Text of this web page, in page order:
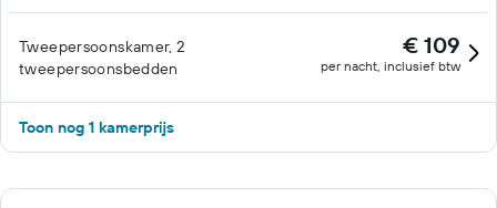
Tweepersoonskamer, 2
tweepersoonsbedden
€ 109
per nacht, inclusief btw
Toon nog 1 kamerprijs